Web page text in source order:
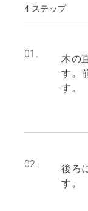
4 ステップ
01.
木の
す。
す。
02.
後ろ
す。